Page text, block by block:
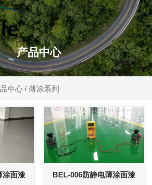
产品中心
中心 / 薄涂系列
涂面漆 BEL-006防静电薄涂面漆